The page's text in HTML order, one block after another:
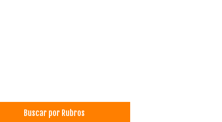
Buscar por Rubros